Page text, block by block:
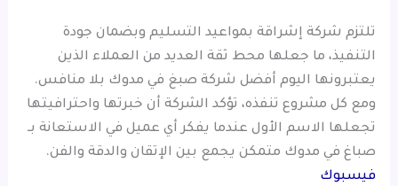
تلتزم شركة إشراقة بمواعيد التسليم وبضمان جودة
التنفيذ، ما جعلها محط ثقة العديد من العملاء الذين
يعتبرونها اليوم أفضل شركة صبغ في مدوك بلا منافس.
ومع كل مشروع تنفذه، تؤكد الشركة أن خبرتها واحترافيتها
تجعلها الاسم الأول عندما يفكر أي عميل في الاستعانة بـ
صباغ في مدوك متمكن يجمع بين الإتقان والدقة والفن.
فيسبوك